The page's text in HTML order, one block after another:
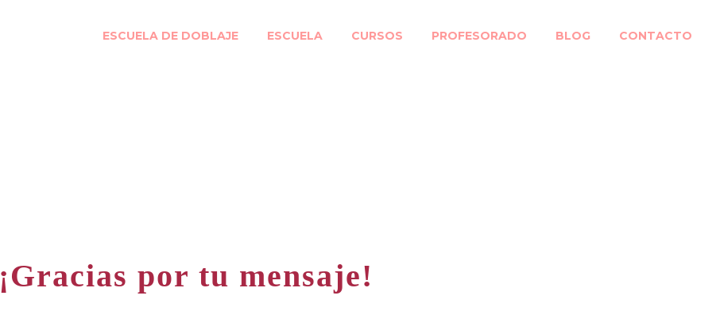
ESCUELA DE DOBLAJE ESCUELA CURSOS PROFESORADO BLOG CONTACTO
¡Gracias por tu mensaje!